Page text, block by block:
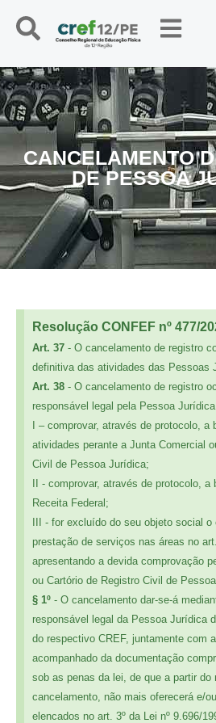
CANCELAMENTO
DE PESSOA
Resolução CONFEF nº 477/
Art. 37 - O cancelamento de registro
definitiva das atividades das Pessoas
Art. 38 - O cancelamento de registro
responsável legal pela Pessoa
I – comprovar, através de protocolo, a
atividades perante a Junta Comercial
Civil de Pessoa Jurídica;
II - comprovar, através de protocolo, a
Receita Federal;
III - for excluído do seu objeto social o
prestação de serviços nas áreas no
apresentando a devida comprovação
ou Cartório de Registro Civil de
§ 1º - O cancelamento dar-se-á
responsável legal da Pessoa Jurídica
do respectivo CREF, juntamente com
acompanhado da documentação
sob as penas da lei, de que a partir do
cancelamento, não mais oferecerá e/
elencados no art. 3º da Lei nº 9.696/